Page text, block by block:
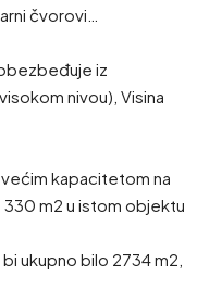
čvorovi…
iz
nivou), Visina
kapacitetom na
330 m2 u istom objektu
ukupno bilo 2734 m2,